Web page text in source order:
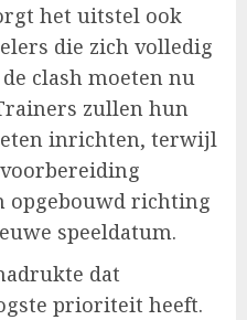
het uitstel ook
die zich volledig
clash moeten nu
zullen hun
inrichten, terwijl
opgebouwd richting
speeldatum.
dat
prioriteit heeft.